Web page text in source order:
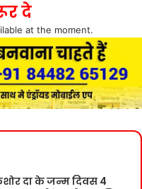
दे
at the moment.
दा के जन्म दिवस 4